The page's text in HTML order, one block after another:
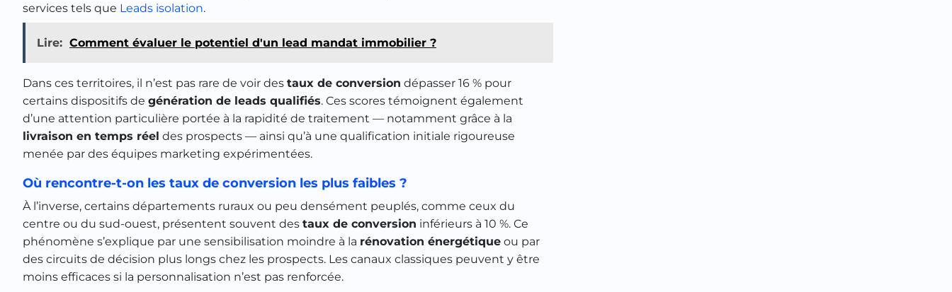
services tels que Leads isolation.
Lire: Comment évaluer le potentiel d'un lead mandat immobilier ?
Dans ces territoires, il n’est pas rare de voir des taux de conversion dépasser 16 % pour
certains dispositifs de génération de leads qualifiés. Ces scores témoignent également
d’une attention particulière portée à la rapidité de traitement — notamment grâce à la
livraison en temps réel des prospects — ainsi qu’à une qualification initiale rigoureuse
menée par des équipes marketing expérimentées.
Où rencontre-t-on les taux de conversion les plus faibles ?
À l’inverse, certains départements ruraux ou peu densément peuplés, comme ceux du
centre ou du sud-ouest, présentent souvent des taux de conversion inférieurs à 10 %. Ce
phénomène s’explique par une sensibilisation moindre à la rénovation énergétique ou par
des circuits de décision plus longs chez les prospects. Les canaux classiques peuvent y être
moins efficaces si la personnalisation n’est pas renforcée.